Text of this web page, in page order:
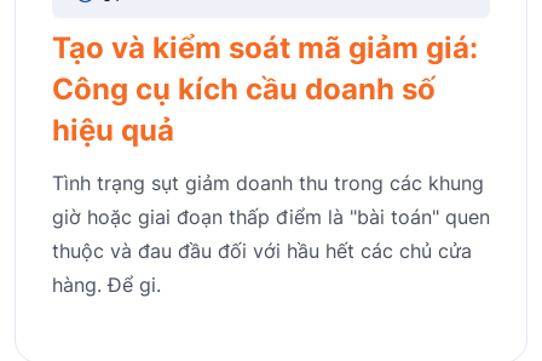
Tạo và kiểm soát mã giảm giá:
Công cụ kích cầu doanh số
hiệu quả
Tình trạng sụt giảm doanh thu trong các khung
giờ hoặc giai đoạn thấp điểm là "bài toán" quen
thuộc và đau đầu đối với hầu hết các chủ cửa
hàng. Để gi.